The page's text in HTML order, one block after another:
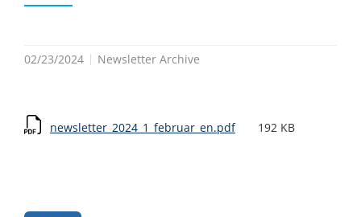
02/23/2024 Newsletter Archive
newsletter_2024_1_februar_en.pdf 192 KB